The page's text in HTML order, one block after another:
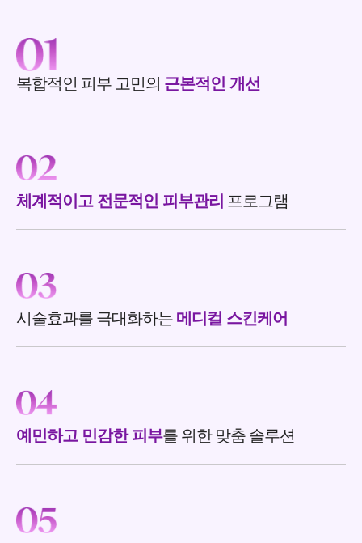
복합적인 피부 고민의 근본적인 개선
체계적이고 전문적인 피부관리 프로그램
시술효과를 극대화하는 메디컬 스킨케어
예민하고 민감한 피부를 위한 맞춤 솔루션